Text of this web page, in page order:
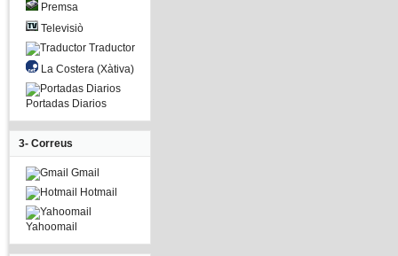
Premsa
Televisiò
Traductor
La Costera (Xàtiva)
Portadas Diarios
3- Correus
Gmail
Hotmail
Yahoomail